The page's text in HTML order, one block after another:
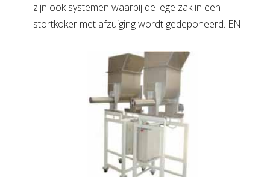
zijn ook systemen waarbij de lege zak in een
stortkoker met afzuiging wordt gedeponeerd. EN: